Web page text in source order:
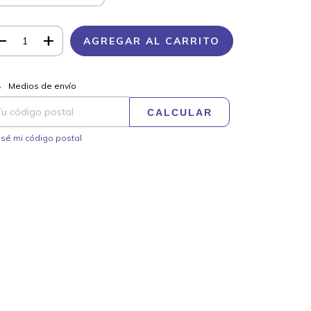
para el CP:
Medios de envío
CALCULAR
sé mi código postal